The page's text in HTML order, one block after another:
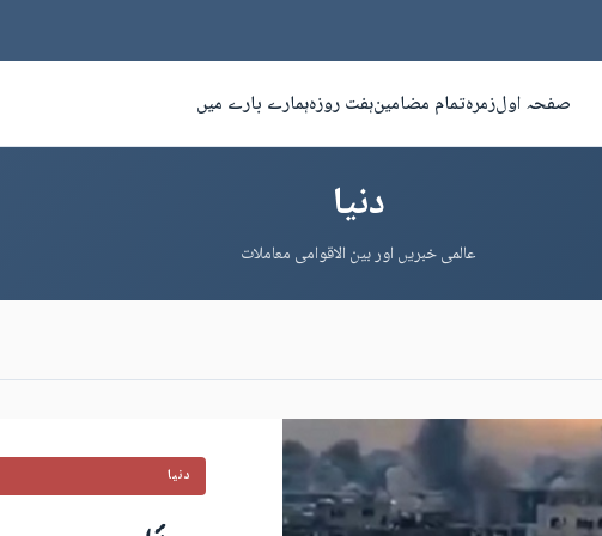
صفحہ اولزمرہتمام مضامینہفت روزہہمارے بارے میں
دنیا
عالمی خبریں اور بین الاقوامی معاملات
دنیا